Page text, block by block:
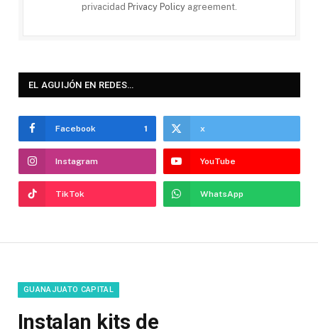
privacidad Privacy Policy agreement.
EL AGUIJÓN EN REDES…
Facebook 1 x
Instagram YouTube
TikTok WhatsApp
GUANAJUATO CAPITAL
Instalan kits de